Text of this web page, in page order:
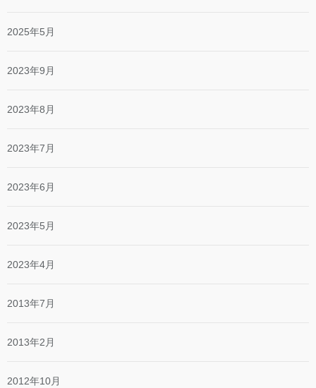
2025年5月
2023年9月
2023年8月
2023年7月
2023年6月
2023年5月
2023年4月
2013年7月
2013年2月
2012年10月